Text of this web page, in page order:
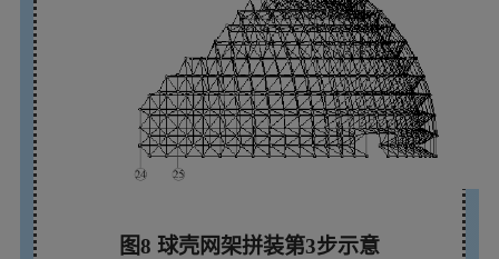
图8 球壳网架拼装第3步示意